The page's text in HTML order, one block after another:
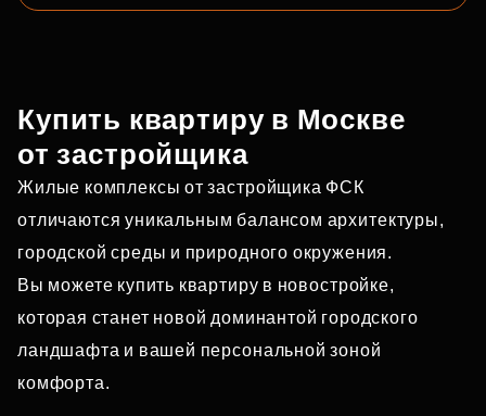
Купить квартиру в Москве
от застройщика
Жилые комплексы от застройщика ФСК
отличаются уникальным балансом архитектуры,
городской среды и природного окружения.
Вы можете купить квартиру в новостройке,
которая станет новой доминантой городского
ландшафта и вашей персональной зоной
комфорта.